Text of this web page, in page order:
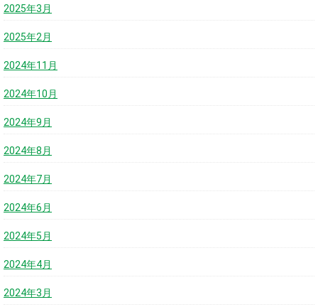
2025年3月
2025年2月
2024年11月
2024年10月
2024年9月
2024年8月
2024年7月
2024年6月
2024年5月
2024年4月
2024年3月